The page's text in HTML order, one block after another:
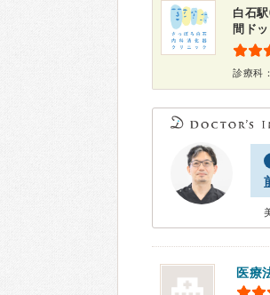
白石
間ド
診療科
医療